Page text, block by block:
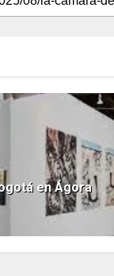
en Ágora